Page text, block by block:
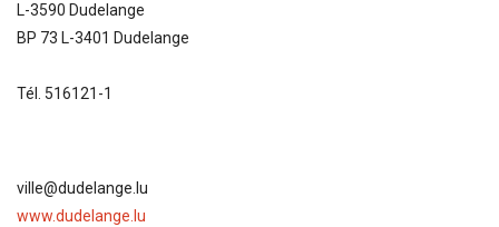
L-3590 Dudelange
BP 73 L-3401 Dudelange
Tél. 516121-1
ville@dudelange.lu
www.dudelange.lu